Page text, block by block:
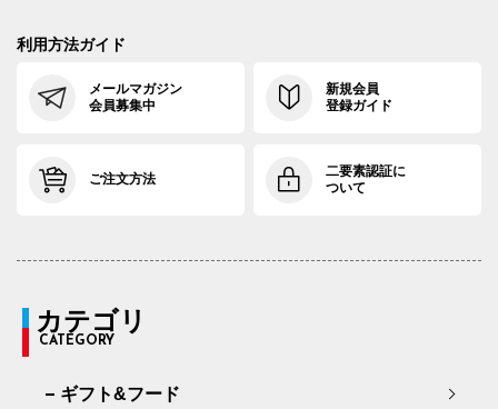
利用方法ガイド
メールマガジン
会員募集中
新規会員
登録ガイド
ご注文方法
二要素認証に
ついて
カテゴリ
CATEGORY
ギフト&フード